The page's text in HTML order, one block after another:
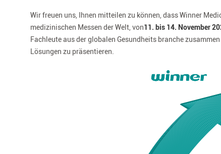
Innovationen
Wir freuen uns, Ihnen mitteilen zu können, dass Winner
medizinischen Messen der Welt, von11. bis 14. November
Fachleute aus der globalen Gesundheits branche
Lösungen zu präsentieren.